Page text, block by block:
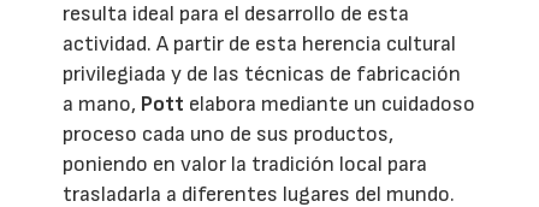
resulta ideal para el desarrollo de esta
actividad. A partir de esta herencia cultural
privilegiada y de las técnicas de fabricación
a mano, Pott elabora mediante un cuidadoso
proceso cada uno de sus productos,
poniendo en valor la tradición local para
trasladarla a diferentes lugares del mundo.